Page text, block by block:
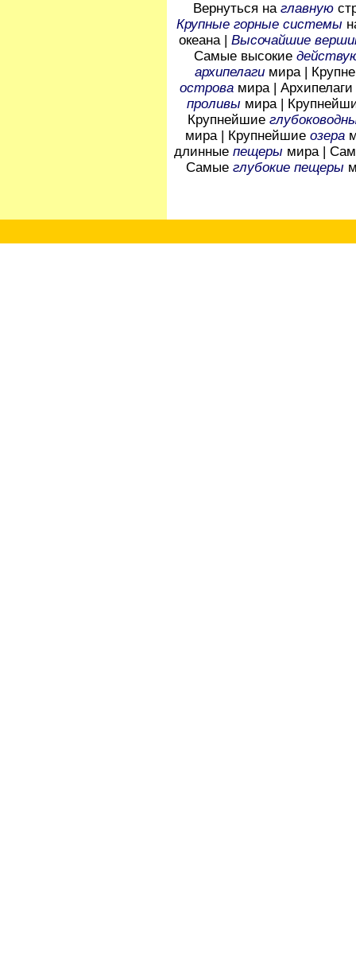
Вернуться на главную
Крупные горные системы
океана | Высочайшие
Самые высокие
архипелагимира |
островамира |
проливы мира |
Крупнейшие
мира | Крупнейшие озера
длинные пещеры мира |
Самые глубокие пещеры